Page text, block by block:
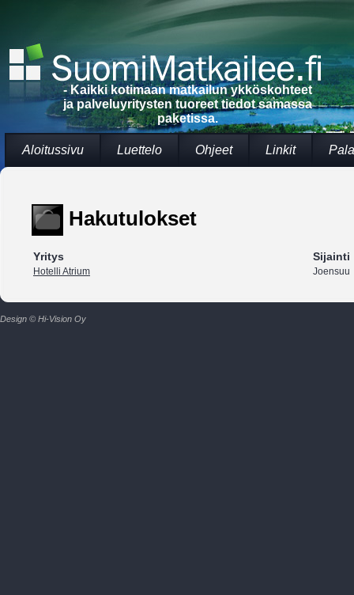
- Kaikki kotimaan matkailun ykköskohteet
ja palveluyritysten tuoreet tiedot samassa
paketissa.
Aloitussivu Luettelo Ohjeet Linkit
Hakutulokset
Yritys Sijainti
Hotelli Atrium Joensuu
Design © Hi-Vision Oy